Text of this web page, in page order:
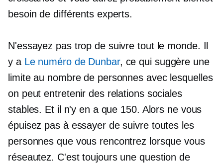
besoin de différents experts.
N'essayez pas trop de suivre tout le monde. Il
y a Le numéro de Dunbar, ce qui suggère une
limite au nombre de personnes avec lesquelles
on peut entretenir des relations sociales
stables. Et il n'y en a que 150. Alors ne vous
épuisez pas à essayer de suivre toutes les
personnes que vous rencontrez lorsque vous
réseautez. C'est toujours une question de